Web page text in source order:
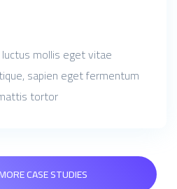
mollis eget vitae
sapien eget fermentum
tortor.
CASE STUDIES